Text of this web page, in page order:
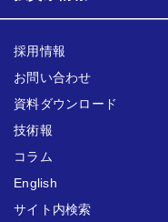
採用情報
お問い合わせ
資料ダウンロード
技術報
コラム
English
サイト内検索